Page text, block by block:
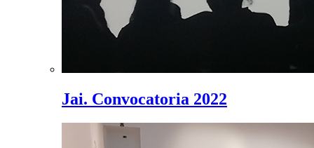
Jai. Convocatoria 2022